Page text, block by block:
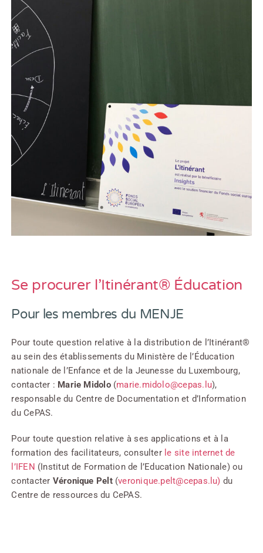
Se procurer l’Itinérant® Éducation
Pour les membres du MENJE
Pour toute question relative à la distribution de l’Itinérant®
au sein des établissements du Ministère de l’Éducation
nationale de l’Enfance et de la Jeunesse du Luxembourg,
contacter : Marie Midolo(marie.midolo@cepas.lu),
responsable du Centre de Documentation et d’Information
du CePAS.
Pour toute question relative à ses applications et à la
formation des facilitateurs, consulter le site internet de
l’IFEN (Institut de Formation de l’Education Nationale) ou
contacter Véronique Pelt(veronique.pelt@cepas.lu) du
Centre de ressources du CePAS.